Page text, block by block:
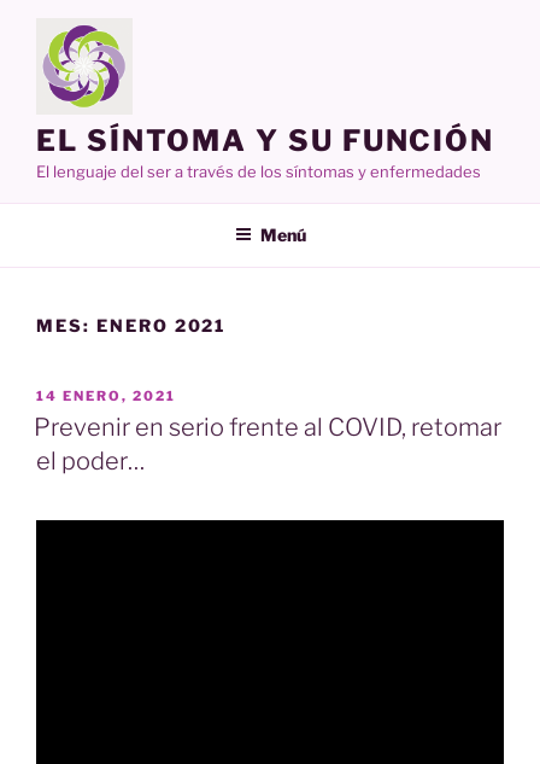
contenido
EL SÍNTOMA Y SU FUNCIÓN
El lenguaje del ser a través de los síntomas y enfermedades
Menú
MES: ENERO 2021
PUBLICADO
EN
14 ENERO, 2021
Prevenir en serio frente al COVID, retomar
el poder…